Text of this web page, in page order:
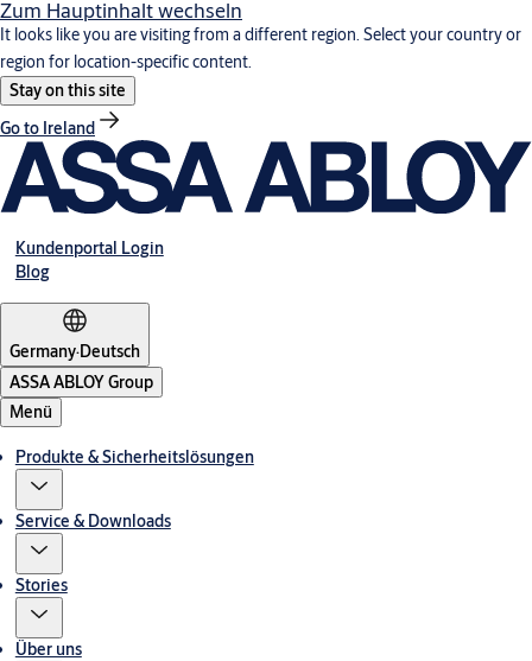
Zum Hauptinhalt wechseln
It looks like you are visiting from a different region. Select your country or
region for location-specific content.
Stay on this site
Go to Ireland
Kundenportal Login
Blog
Germany·Deutsch
ASSA ABLOY Group
Menü
Produkte & Sicherheitslösungen
Service & Downloads
Stories
Über uns